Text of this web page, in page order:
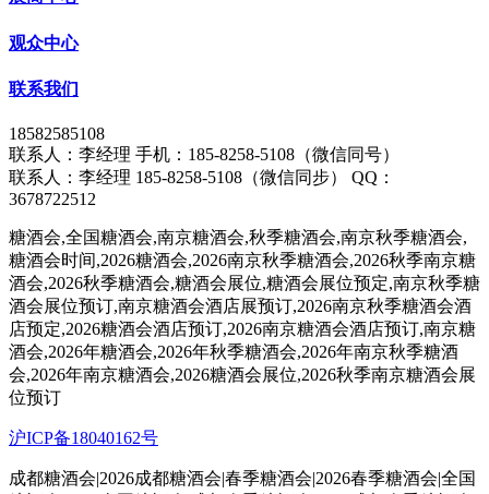
观众中心
联系我们
18582585108
联系人：李经理 手机：185-8258-5108（微信同号）
联系人：李经理 185-8258-5108（微信同步） QQ：
3678722512
糖酒会,全国糖酒会,南京糖酒会,秋季糖酒会,南京秋季糖酒会,
糖酒会时间,2026糖酒会,2026南京秋季糖酒会,2026秋季南京糖
酒会,2026秋季糖酒会,糖酒会展位,糖酒会展位预定,南京秋季糖
酒会展位预订,南京糖酒会酒店展预订,2026南京秋季糖酒会酒
店预定,2026糖酒会酒店预订,2026南京糖酒会酒店预订,南京糖
酒会,2026年糖酒会,2026年秋季糖酒会,2026年南京秋季糖酒
会,2026年南京糖酒会,2026糖酒会展位,2026秋季南京糖酒会展
位预订
沪ICP备18040162号
成都糖酒会|2026成都糖酒会|春季糖酒会|2026春季糖酒会|全国